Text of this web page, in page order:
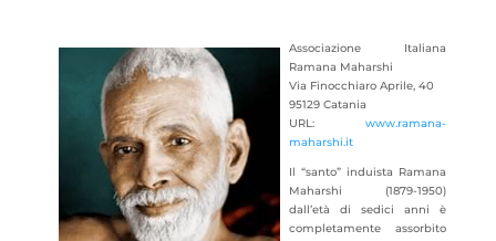
Associazione Italiana
Ramana Maharshi
Via Finocchiaro Aprile, 40
95129 Catania
URL:www.ramana-
maharshi.it
Il “santo” induista Ramana
Maharshi (1879-1950)
dall’età di sedici anni è
completamente assorbito